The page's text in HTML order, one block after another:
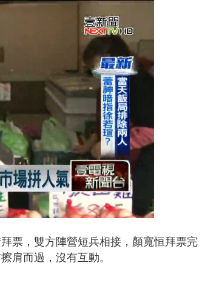
以北 不排除明...
「拚手速」搶...
票，雙方陣營短兵相接，顏寬恒拜票完
肩而過，沒有互動。